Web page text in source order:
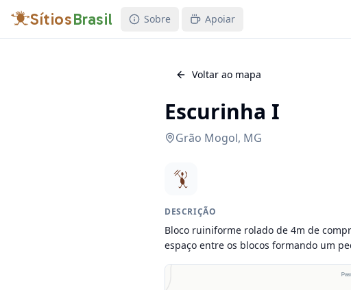
SítiosBrasil Sobre Apoiar
Voltar ao mapa
Escurinha I
Grão Mogol, MG
DESCRIÇÃO
Bloco ruiniforme rolado de 4m de
espaço entre os blocos formando um